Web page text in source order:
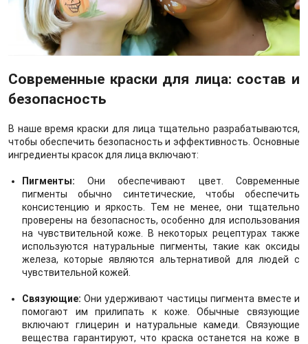
Современные краски для лица: состав и
безопасность
В наше время краски для лица тщательно разрабатываются,
чтобы обеспечить безопасность и эффективность. Основные
ингредиенты красок для лица включают:
Пигменты: Они обеспечивают цвет. Современные
пигменты обычно синтетические, чтобы обеспечить
консистенцию и яркость. Тем не менее, они тщательно
проверены на безопасность, особенно для использования
на чувствительной коже. В некоторых рецептурах также
используются натуральные пигменты, такие как оксиды
железа, которые являются альтернативой для людей с
чувствительной кожей.
Связующие: Они удерживают частицы пигмента вместе и
помогают им прилипать к коже. Обычные связующие
включают глицерин и натуральные камеди. Связующие
вещества гарантируют, что краска останется на коже в